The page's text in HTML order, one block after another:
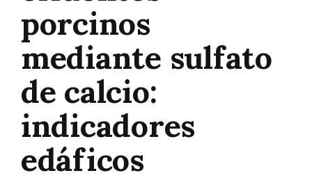
porcinos
mediante sulfato
de calcio:
indicadores
edáficos